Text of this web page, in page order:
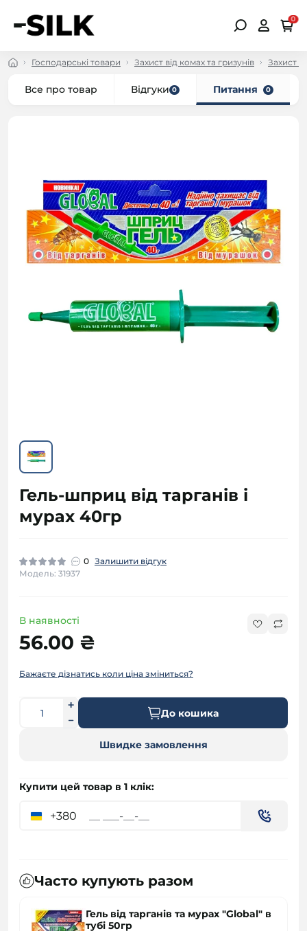
0
Господарські товари Захист від комах та гризунів Захист
Все про товар Відгуки 0 Питання 0
Гель-шприц від тарганів і
мурах 40гр
0 Залишити відгук
Модель: 31937
В наявності
56.00 ₴
Бажаєте дізнатись коли ціна зміниться?
До кошика
Швидке замовлення
Купити цей товар в 1 клік:
+380
Часто купують разом
Гель від тарганів та мурах "Global" в
тубі 50гр